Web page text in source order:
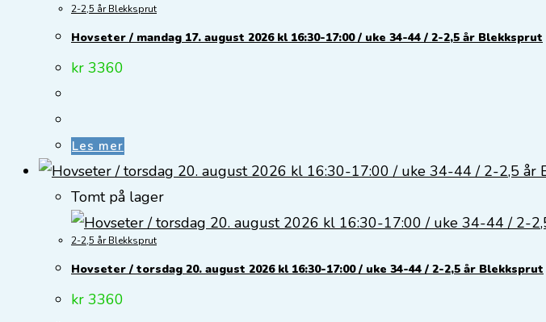
2-2,5 år Blekksprut
Hovseter / mandag 17. august 2026 kl 16:30-17:00 / uke 34-44 / 2-2,5 år Blekksprut
kr 3360
Les mer
Tomt på lager
2-2,5 år Blekksprut
Hovseter / torsdag 20. august 2026 kl 16:30-17:00 / uke 34-44 / 2-2,5 år Blekksprut
kr 3360